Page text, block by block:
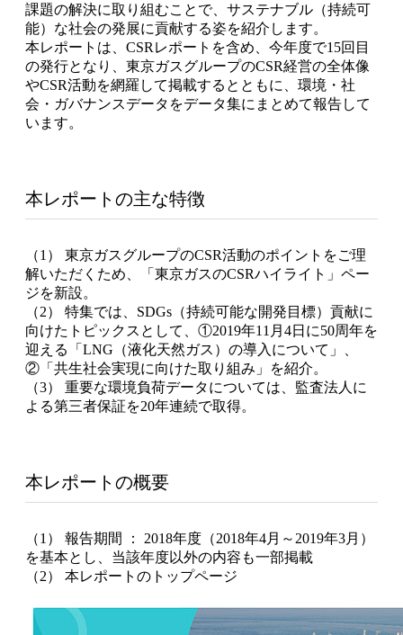
課題の解決に取り組むことで、サステナブル（持続可
能）な社会の発展に貢献する姿を紹介します。
本レポートは、CSRレポートを含め、今年度で15回目
の発行となり、東京ガスグループのCSR経営の全体像
やCSR活動を網羅して掲載するとともに、環境・社
会・ガバナンスデータをデータ集にまとめて報告して
います。
本レポートの主な特徴
（1） 東京ガスグループのCSR活動のポイントをご理
解いただくため、「東京ガスのCSRハイライト」ペー
ジを新設。
（2） 特集では、SDGs（持続可能な開発目標）貢献に
向けたトピックスとして、①2019年11月4日に50周年を
迎える「LNG（液化天然ガス）の導入について」、
②「共生社会実現に向けた取り組み」を紹介。
（3） 重要な環境負荷データについては、監査法人に
よる第三者保証を20年連続で取得。
本レポートの概要
（1） 報告期間 ： 2018年度（2018年4月～2019年3月）
を基本とし、当該年度以外の内容も一部掲載
（2） 本レポートのトップページ